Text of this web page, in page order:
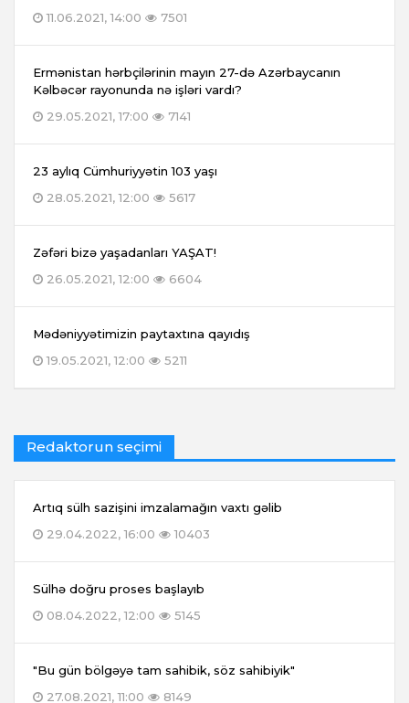
11.06.2021, 14:00
7501
Ermənistan hərbçilərinin mayın 27-də Azərbaycanın
Kəlbəcər rayonunda nə işləri vardı?
29.05.2021, 17:00
7141
23 aylıq Cümhuriyyətin 103 yaşı
28.05.2021, 12:00
5617
Zəfəri bizə yaşadanları YAŞAT!
26.05.2021, 12:00
6604
Mədəniyyətimizin paytaxtına qayıdış
19.05.2021, 12:00
5211
Redaktorun seçimi
Artıq sülh sazişini imzalamağın vaxtı gəlib
29.04.2022, 16:00
10403
Sülhə doğru proses başlayıb
08.04.2022, 12:00
5145
"Bu gün bölgəyə tam sahibik, söz sahibiyik"
27.08.2021, 11:00
8149